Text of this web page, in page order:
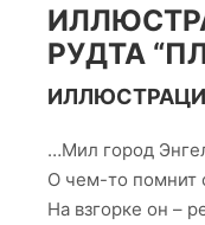
разворот
РУДТА
…Мил город
О чем-то помнит
На взгорке он –